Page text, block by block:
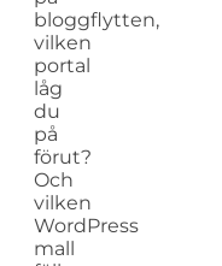
bloggflytten,
vilken
portal
låg
du
på
förut?
Och
vilken
WordPress
mall